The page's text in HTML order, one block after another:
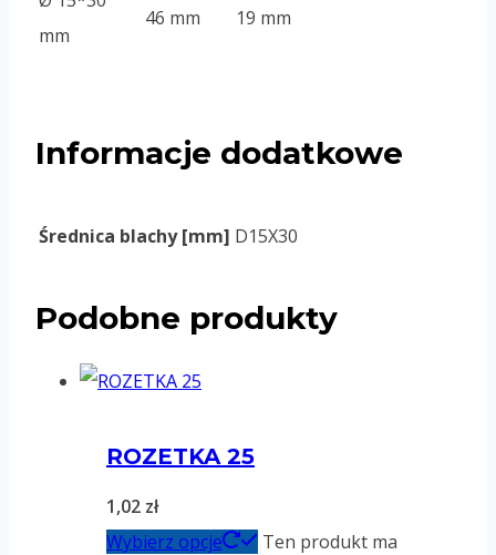
mm
46 mm 19 mm
Informacje dodatkowe
Średnica blachy [mm] D15X30
Podobne produkty
ROZETKA 25
1,02 zł
Wybierz opcje
Ten produkt ma